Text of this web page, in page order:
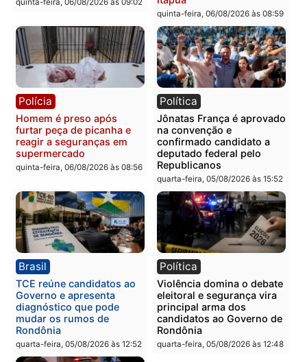
quinta-feira, 06/08/2026 às 09:28
em RO
quinta-feira, 06/08/2026 às
Polícia
Homem é esfaqueado no
tórax durante briga com
vizinho no bairro Ulysses
quinta-feira, 06/08/2026 às 09:24
Polícia
Três suspeitos ligados a
facção criminosa são
presos por receptação e
adulteração de veículos
em Porto Velho
quinta-feira, 06/08/2026 às
Polícia
Homem é preso com
drogas durante ação da
PM no Castanheira
Polícia
Polícia Civil prende dois
homens por tortura,